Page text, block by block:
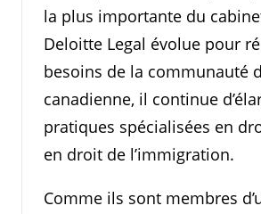
la plus importante du
Deloitte Legal évolue pour
besoins de la communauté
canadienne, il continue
pratiques spécialisées en
en droit de l’immigration.
Comme ils sont membres